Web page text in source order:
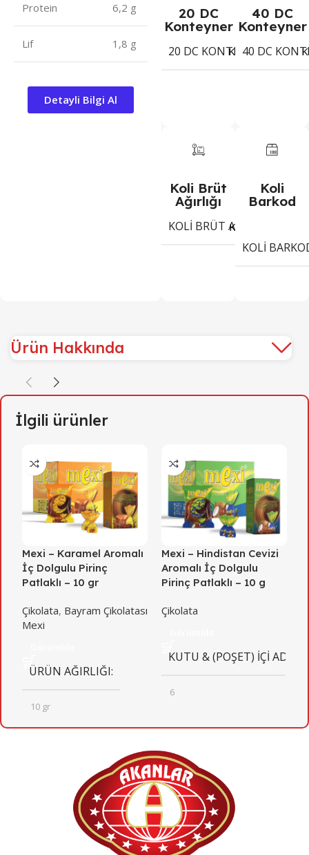
Protein 6,2 g
Lif 1,8 g
Detayli Bilgi Al
20 DC
Konteyner
20 DC KONTEYNER 1880
Koli
40 DC
Konteyner
40 DC
Koli Brüt
Ağırlığı
KOLI BRÜT AĞIRLIĞI
Kg
Koli
Barkod
KOLI
Ürün Hakkında
İlgili ürünler
Mexi – Karamel Aromalı
İç Dolgulu Pirinç
Patlaklı – 10 gr
Çikolata, Bayram Çikolatası
Mexi
ÜRÜN AĞIRLIĞI
10 gr
KOLI ÖLÇÜSÜ
379mm X 384mm X 282mm
Mexi – Hindistan Cevizi
Aromalı İç Dolgulu
Pirinç Patlaklı – 10 g
Çikolata
KUTU & (POŞET) İÇI ADET
6